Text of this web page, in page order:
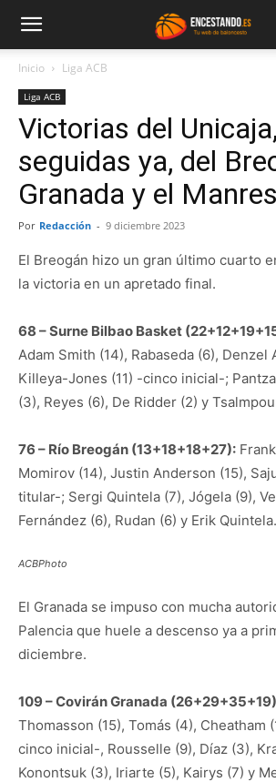
Inicio Liga ACB
Liga ACB
Victorias del
seguidas ya, del
Granada y el
Por Redacción - 9 diciembre 2023
El Breogán hizo un gran último cuarto
la victoria en un apretado final.
68 – Surne Bilbao Basket
Adam Smith (14), Rabaseda (6), Denzel
Killeya-Jones (11) -cinco inicial-;
(3), Reyes (6), De Ridder (2) y
76 – Río Breogán (13+18+18+27):
Momirov (14), Justin Anderson (15),
titular-; Sergi Quintela (7), Jógela (9),
Fernández (6), Rudan (6) y Erik Quintela.
ACBPhoto
El Granada se impuso con mucha
Palencia que huele a descenso ya a
diciembre.
109 – Covirán Granada
Thomasson (15), Tomás (4), Cheatham
cinco inicial-, Rousselle (9), Díaz (3),
Konontsuk (3), Iriarte (5), Kairys (7) y